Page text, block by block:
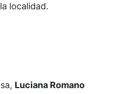
localidad.
Luciana Romano